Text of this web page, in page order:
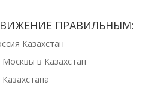
ПРАВИЛЬНЫМ:
Казахстан
Москвы в Казахстан